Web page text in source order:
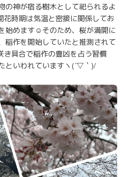
の神が宿る樹木として祀られるよ
花時期は気温と密接に関係してお
始めます☺️そのため、桜が満開に
稲作を開始していたと推測されて
き具合で稲作の豊凶を占う習慣
といわれていますヽ(´▽｀)/